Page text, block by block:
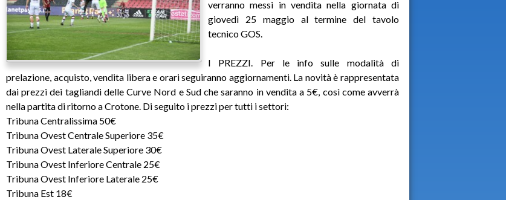
verranno messi in vendita nella giornata di
giovedì 25 maggio al termine del tavolo
tecnico GOS.
I PREZZI. Per le info sulle modalità di
prelazione, acquisto, vendita libera e orari seguiranno aggiornamenti. La novità è rappresentata
dai prezzi dei tagliandi delle Curve Nord e Sud che saranno in vendita a 5€, così come avverrà
nella partita di ritorno a Crotone. Di seguito i prezzi per tutti i settori:
Tribuna Centralissima 50€
Tribuna Ovest Centrale Superiore 35€
Tribuna Ovest Laterale Superiore 30€
Tribuna Ovest Inferiore Centrale 25€
Tribuna Ovest Inferiore Laterale 25€
Tribuna Est 18€